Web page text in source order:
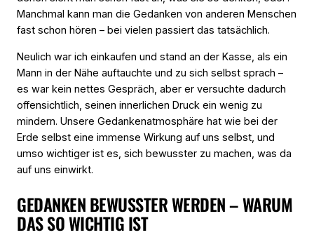
Manchmal kann man die Gedanken von anderen Menschen
fast schon hören – bei vielen passiert das tatsächlich.
Neulich war ich einkaufen und stand an der Kasse, als ein
Mann in der Nähe auftauchte und zu sich selbst sprach –
es war kein nettes Gespräch, aber er versuchte dadurch
offensichtlich, seinen innerlichen Druck ein wenig zu
mindern. Unsere Gedankenatmosphäre hat wie bei der
Erde selbst eine immense Wirkung auf uns selbst, und
umso wichtiger ist es, sich bewusster zu machen, was da
auf uns einwirkt.
GEDANKEN BEWUSSTER WERDEN – WARUM
DAS SO WICHTIG IST